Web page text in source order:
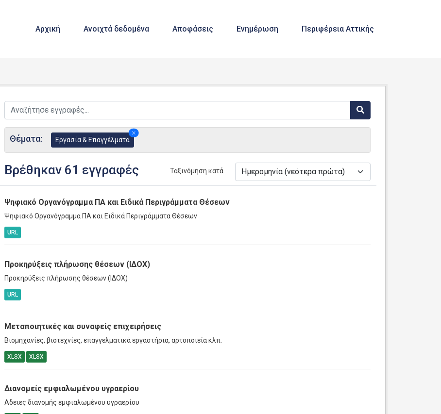
Αρχική Ανοιχτά δεδομένα Αποφάσεις Ενημέρωση Περιφέρεια Αττικής
Θέματα: Εργασία & Επαγγέλματα
Βρέθηκαν 61 εγγραφές Ταξινόμηση κατά
Ψηφιακό Οργανόγραμμα ΠΑ και Ειδικά Περιγράμματα Θέσεων
Ψηφιακό Οργανόγραμμα ΠΑ και Ειδικά Περιγράμματα Θέσεων
URL
Προκηρύξεις πλήρωσης θέσεων (ΙΔΟΧ)
Προκηρύξεις πλήρωσης θέσεων (ΙΔΟΧ)
URL
Μεταποιητικές και συναφείς επιχειρήσεις
Βιομηχανίες, βιοτεχνίες, επαγγελματικά εργαστήρια, αρτοποιεία κλπ.
XLSX XLSX
Διανομείς εμφιαλωμένου υγραερίου
Αδειες διανομής εμφιαλωμένου υγραερίου